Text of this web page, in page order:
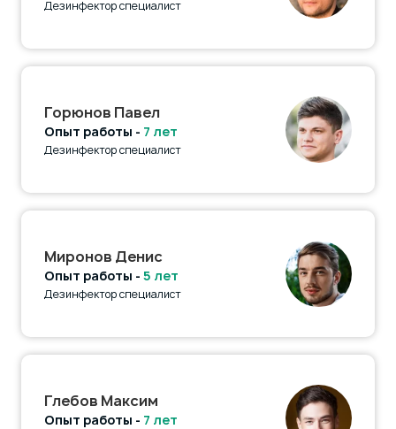
Дезинфектор специалист
Горюнов Павел
Опыт работы - 7 лет
Дезинфектор специалист
Миронов Денис
Опыт работы - 5 лет
Дезинфектор специалист
Глебов Максим
Опыт работы - 7 лет